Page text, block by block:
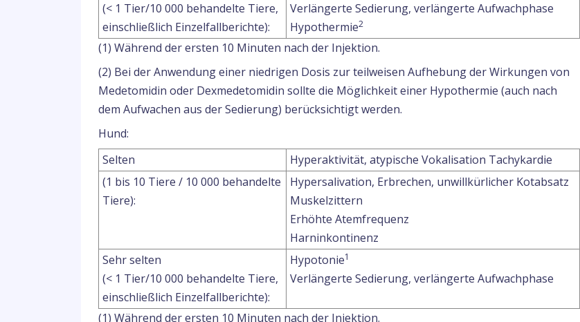
(< 1 Tier/10 000 behandelte Tiere,
einschließlich Einzelfallberichte):
Verlängerte Sedierung, verlängerte Aufwachphase
Hypothermie2
(1) Während der ersten 10 Minuten nach der Injektion.
(2) Bei der Anwendung einer niedrigen Dosis zur teilweisen Aufhebung der Wirkungen von
Medetomidin oder Dexmedetomidin sollte die Möglichkeit einer Hypothermie (auch nach
dem Aufwachen aus der Sedierung) berücksichtigt werden.
Hund:
Selten
Hyperaktivität, atypische Vokalisation Tachykardie
(1 bis 10 Tiere / 10 000 behandelte
Tiere):
Hypersalivation, Erbrechen, unwillkürlicher Kotabsatz
Muskelzittern
Erhöhte Atemfrequenz
Harninkontinenz
Sehr selten
(< 1 Tier/10 000 behandelte Tiere,
einschließlich Einzelfallberichte):
Hypotonie1
Verlängerte Sedierung, verlängerte Aufwachphase
(1) Während der ersten 10 Minuten nach der Injektion.